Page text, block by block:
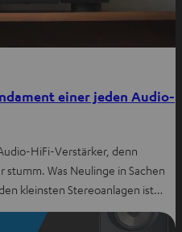
einer jeden Audio-
HiFi-Verstärker, denn
Was Neulinge in Sachen
kleinsten Stereoanlagen ist…